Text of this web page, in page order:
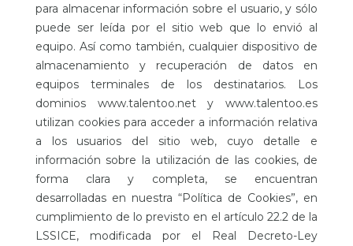
para almacenar información sobre el usuario, y sólo
puede ser leída por el sitio web que lo envió al
equipo. Así como también, cualquier dispositivo de
almacenamiento y recuperación de datos en
equipos terminales de los destinatarios. Los
dominios www.talentoo.net y www.talentoo.es
utilizan cookies para acceder a información relativa
a los usuarios del sitio web, cuyo detalle e
información sobre la utilización de las cookies, de
forma clara y completa, se encuentran
desarrolladas en nuestra “Política de Cookies”, en
cumplimiento de lo previsto en el artículo 22.2 de la
LSSICE, modificada por el Real Decreto-Ley